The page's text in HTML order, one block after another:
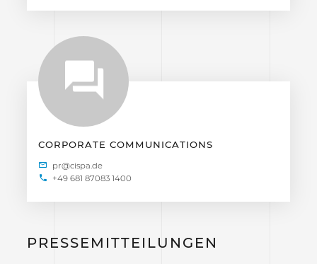
CORPORATE COMMUNICATIONS
+49 681 87083 1400
PRESSEMITTEILUNGEN